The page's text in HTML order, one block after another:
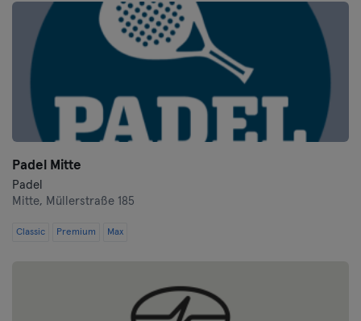
Padel Mitte
Padel
Mitte, Müllerstraße 185
Classic Premium Max